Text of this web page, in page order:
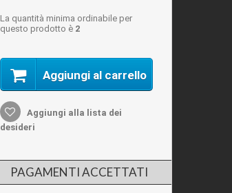
La quantità minima ordinabile per
questo prodotto è 2
Aggiungi al carrello
Aggiungi alla lista dei
desideri
PAGAMENTI ACCETTATI